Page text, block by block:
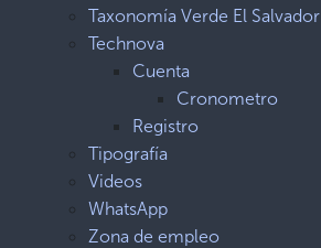
Taxonomía Verde El Salvador
Technova
Cuenta
Cronometro
Registro
Tipografía
Videos
WhatsApp
Zona de empleo